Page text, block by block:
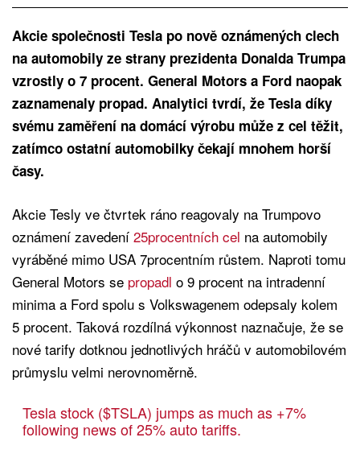
Akcie společnosti Tesla po nově oznámených clech
na automobily ze strany prezidenta Donalda Trumpa
vzrostly o 7 procent. General Motors a Ford naopak
zaznamenaly propad. Analytici tvrdí, že Tesla díky
svému zaměření na domácí výrobu může z cel těžit,
zatímco ostatní automobilky čekají mnohem horší
časy.
Akcie Tesly ve čtvrtek ráno reagovaly na Trumpovo
oznámení zavedení 25procentních cel na automobily
vyráběné mimo USA 7procentním růstem. Naproti tomu
General Motors se propadl o 9 procent na intradenní
minima a Ford spolu s Volkswagenem odepsaly kolem
5 procent. Taková rozdílná výkonnost naznačuje, že se
nové tarify dotknou jednotlivých hráčů v automobilovém
průmyslu velmi nerovnoměrně.
Tesla stock ($TSLA) jumps as much as +7%
following news of 25% auto tariffs.